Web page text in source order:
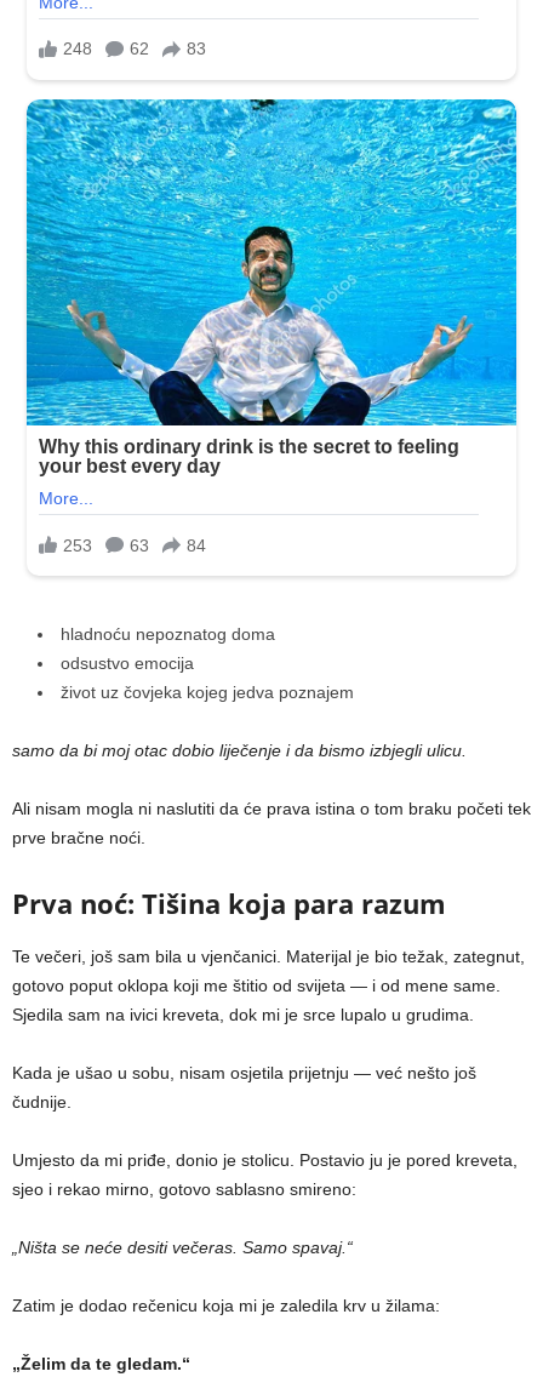
hladnoću nepoznatog doma
odsustvo emocija
život uz čovjeka kojeg jedva poznajem
samo da bi moj otac dobio liječenje i da bismo izbjegli ulicu.
Ali nisam mogla ni naslutiti da će prava istina o tom braku početi tek
prve bračne noći.
Prva noć: Tišina koja para razum
Te večeri, još sam bila u vjenčanici. Materijal je bio težak, zategnut,
gotovo poput oklopa koji me štitio od svijeta — i od mene same.
Sjedila sam na ivici kreveta, dok mi je srce lupalo u grudima.
Kada je ušao u sobu, nisam osjetila prijetnju — već nešto još
čudnije.
Umjesto da mi priđe, donio je stolicu. Postavio ju je pored kreveta,
sjeo i rekao mirno, gotovo sablasno smireno:
„Ništa se neće desiti večeras. Samo spavaj.“
Zatim je dodao rečenicu koja mi je zaledila krv u žilama:
„Želim da te gledam.“